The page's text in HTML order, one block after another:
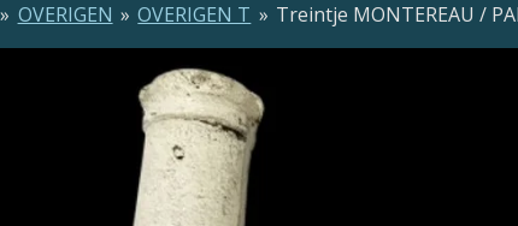
» OVERIGEN » OVERIGEN T » Treintje MONTEREAU /